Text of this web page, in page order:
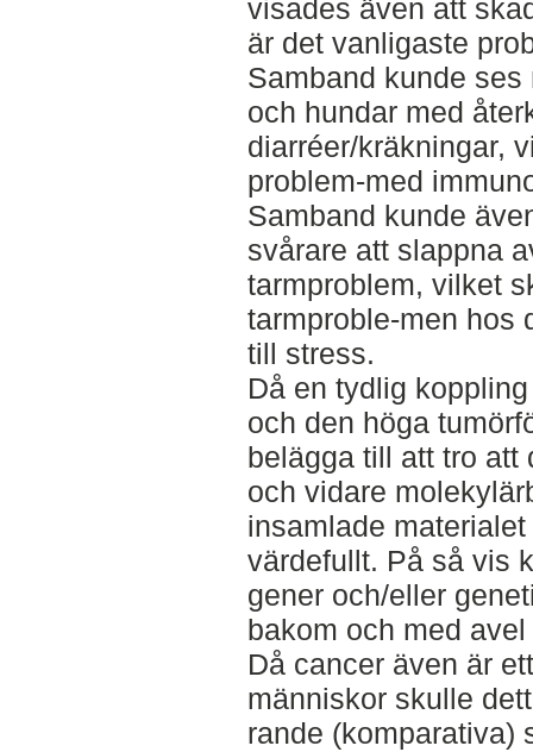
visades även att
är det vanligaste
Samband kunde
och hundar med
diarréer/kräkningar,
problem-med
Samband kunde
svårare att slappna
tarmproblem, vilket
tarmproble-men hos
till stress.
Då en tydlig
och den höga
belägga till att tro att
och vidare
insamlade
värdefullt. På så vis
gener och/eller
bakom och med
Då cancer även är
människor skulle
rande (komparativa)